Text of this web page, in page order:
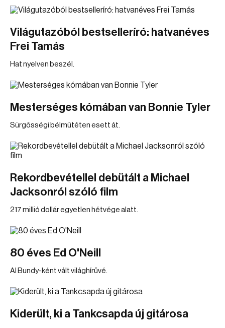
Világutazóból bestselleríró: hatvanéves
Frei Tamás
Hat nyelven beszél.
Mesterséges kómában van Bonnie Tyler
Sürgősségi bélműtéten esett át.
Rekordbevétellel debütált a Michael
Jacksonról szóló film
217 millió dollár egyetlen hétvége alatt.
80 éves Ed O'Neill
Al Bundy-ként vált világhírűvé.
Kiderült, ki a Tankcsapda új gitárosa